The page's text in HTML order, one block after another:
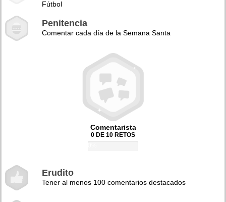
Fútbol
Penitencia
Comentar cada día de la Semana Santa
Comentarista
0 DE 10 RETOS
Erudito
Tener al menos 100 comentarios destacados